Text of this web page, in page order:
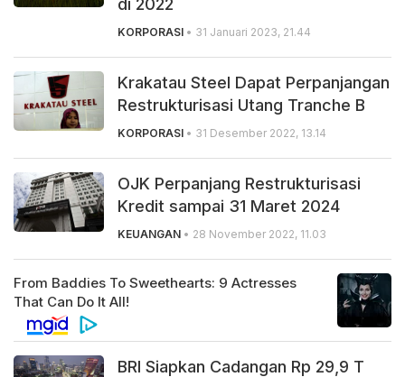
di 2022
KORPORASI • 31 Januari 2023, 21.44
Krakatau Steel Dapat Perpanjangan
Restrukturisasi Utang Tranche B
KORPORASI • 31 Desember 2022, 13.14
OJK Perpanjang Restrukturisasi
Kredit sampai 31 Maret 2024
KEUANGAN • 28 November 2022, 11.03
BRI Siapkan Cadangan Rp 29,9 T